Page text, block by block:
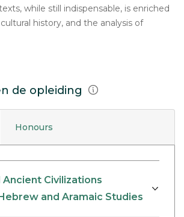
while still indispensable, is enriched
history, and the analysis of
de opleiding
Honours
Ancient Civilizations
and Aramaic Studies